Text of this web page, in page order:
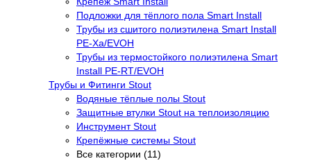
Подложки для тёплого пола Smart Install
Трубы из сшитого полиэтилена Smart Install
PE-Xa/EVOH
Трубы из термостойкого полиэтилена Smart
Install PE-RT/EVOH
Трубы и Фитинги Stout
Водяные тёплые полы Stout
Защитные втулки Stout на теплоизоляцию
Инструмент Stout
Крепёжные системы Stout
Все категории (11)